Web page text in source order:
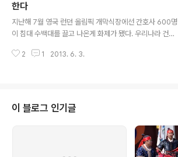
통한 재논의를 촉구했다. 이들은 기자회견을 마친 뒤 사회
보장위원회 구성 청원서를 국무총리실과 복지부에 제출했
다. 사회보장기본법 제26조는 중앙행정기관장과 지방자치
지부 장관과 협의해야 한다고 했으며, 협의가 이뤄지지 않
한다
지난해 7월 영국 런던 올림픽 개막식장에선 간호사 600명
이 침대 수백대를 끌고 나온게 화제가 됐다. 우리나라 건강
이었다. 2차 세계대전이 끝난 직후인 1948년부터 시행된
고서가 지난 2월 발간됐다. NHS 산하 보건위원회가 2년
이 넘는 조사를 거쳐 발표한 이 보고서는 스태퍼드 병원에
서 2005년부터 2009년까지 최대 1200명에 이르는 환
자들이 경영진과 의료진의 직무유기 때문에 사망한 것으로
추정했다. 왜 이런 일이 벌어졌을까. 보고서의 한 대목은 우
2 1 2013. 6. 3.
이 블로그 인기글